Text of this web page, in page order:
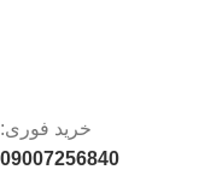
خرید فوری:
09007256840